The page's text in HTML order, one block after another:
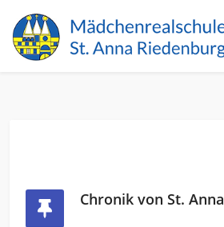
Chronik von St. Anna